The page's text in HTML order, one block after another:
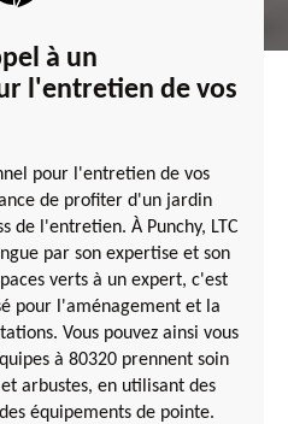
à un
l'entretien de vos
pour l'entretien de vos
de profiter d'un jardin
de l'entretien. À Punchy, LTC
par son expertise et son
verts à un expert, c'est
pour l'aménagement et la
Vous pouvez ainsi vous
à 80320 prennent soin
arbustes, en utilisant des
équipements de pointe.